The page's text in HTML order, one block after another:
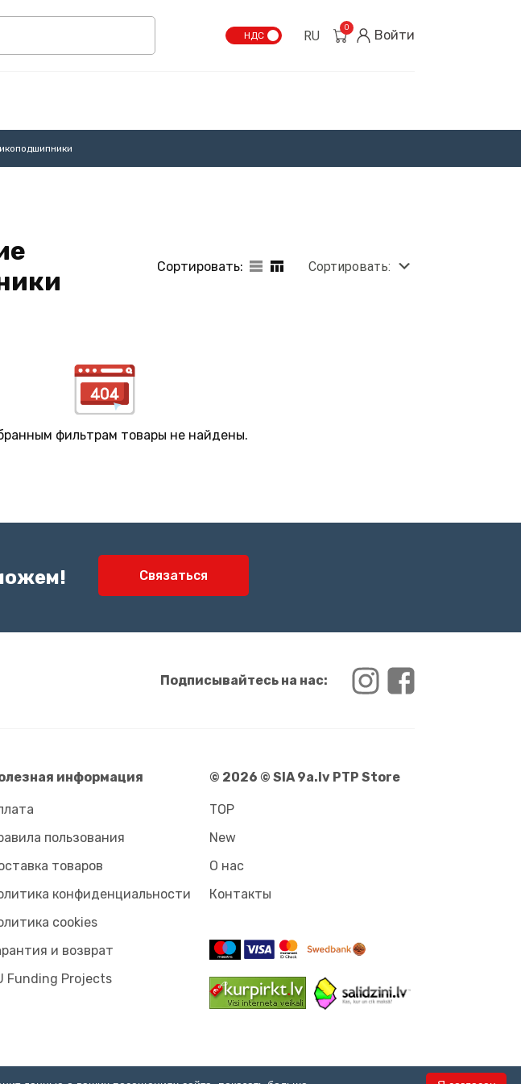
НДС RU
0
Войти
Сортировать: Сортировать:
фильтрам товары не найдены.
Связаться
Подписывайтесь на нас:
информация
пользования
товаров
конфиденциальности
cookies
и возврат
Funding Projects
© 2026 © SIA 9a.lv PTP Store
TOP
New
О нас
Контакты